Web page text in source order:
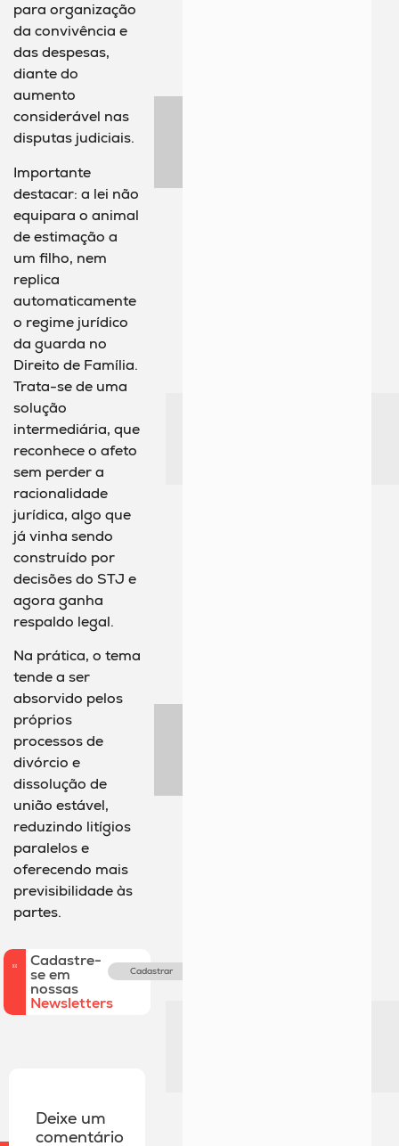
para organização
da convivência e
das despesas,
diante do
aumento
considerável nas
disputas judiciais.
Importante
destacar: a lei não
equipara o animal
de estimação a
um filho, nem
replica
automaticamente
o regime jurídico
da guarda no
Direito de Família.
Trata-se de uma
solução
intermediária, que
reconhece o afeto
sem perder a
racionalidade
jurídica, algo que
já vinha sendo
construído por
decisões do STJ e
agora ganha
respaldo legal.
Na prática, o tema
tende a ser
absorvido pelos
próprios
processos de
divórcio e
dissolução de
união estável,
reduzindo litígios
paralelos e
oferecendo mais
previsibilidade às
partes.
Cadastre-
se em
nossas
Newsletters
Cadastrar
Deixe um
comentário